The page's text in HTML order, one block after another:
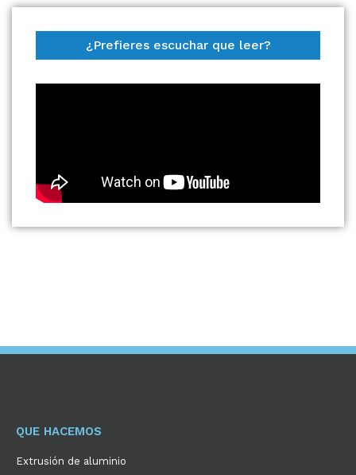
¿Prefieres escuchar que leer?
QUE HACEMOS
Extrusión de aluminio